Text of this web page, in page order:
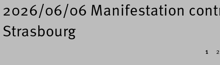
2026/06/06 Manifestation
Strasbourg
1 2